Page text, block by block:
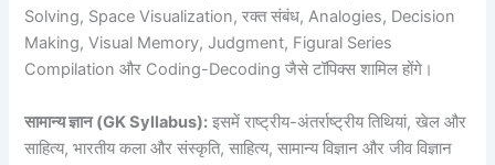
Solving, Space Visualization, रक्त संबंध, Analogies, Decision
Making, Visual Memory, Judgment, Figural Series
Compilation और Coding-Decoding जैसे टॉपिक्स शामिल होंगे।
सामान्य ज्ञान (GK Syllabus): इसमें राष्ट्रीय-अंतर्राष्ट्रीय तिथियां, खेल और
साहित्य, भारतीय कला और संस्कृति, साहित्य, सामान्य विज्ञान और जीव विज्ञान